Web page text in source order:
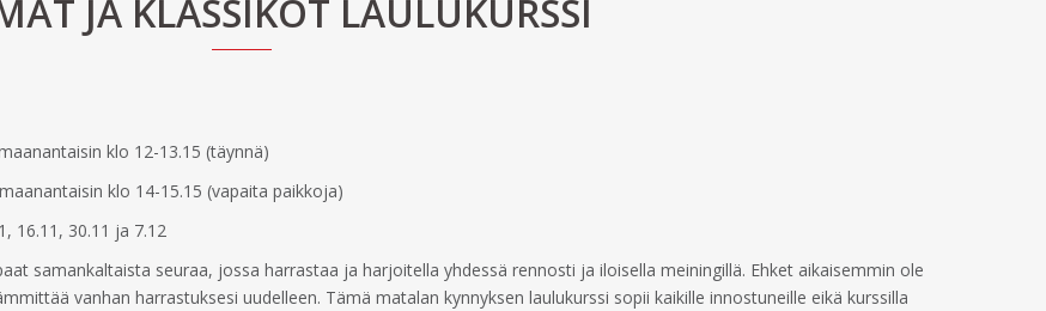
JA KLASSIKOT LAULUKURSSI
klo 12-13.15 (täynnä)
klo 14-15.15 (vapaita paikkoja)
16.11, 30.11 ja 7.12
samankaltaista seuraa, jossa harrastaa ja harjoitella yhdessä rennosti ja iloisella meiningillä. Ehket aikaisemmin ole
vanhan harrastuksesi uudelleen. Tämä matalan kynnyksen laulukurssi sopii kaikille innostuneille eikä kurssilla